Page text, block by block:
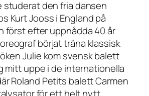
studerat den fria dansen
Kurt Jooss i England på
först efter uppnådda 40 år
börjat träna klassisk
Julie kom svensk balett
mitt uppe i de internationella
Roland Petits balettCarmen